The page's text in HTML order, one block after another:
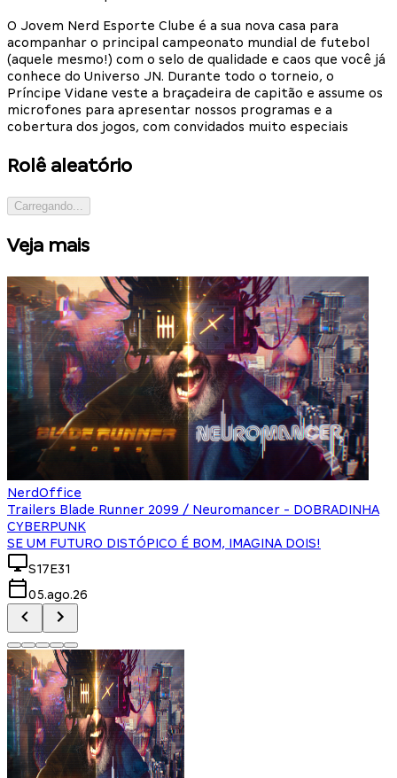
O Jovem Nerd Esporte Clube é a sua nova casa para
acompanhar o principal campeonato mundial de futebol
(aquele mesmo!) com o selo de qualidade e caos que você já
conhece do Universo JN. Durante todo o torneio, o
Príncipe Vidane veste a braçadeira de capitão e assume os
microfones para apresentar nossos programas e a
cobertura dos jogos, com convidados muito especiais
Rolê aleatório
Carregando...
Veja mais
NerdOffice
Trailers Blade Runner 2099 / Neuromancer - DOBRADINHA
CYBERPUNK
SE UM FUTURO DISTÓPICO É BOM, IMAGINA DOIS!
S17E31
05.ago.26